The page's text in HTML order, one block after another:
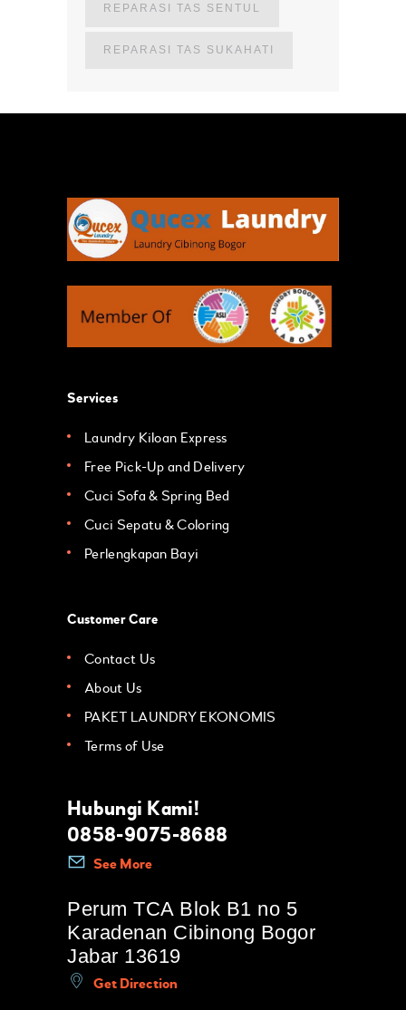
REPARASI TAS SENTUL
REPARASI TAS SUKAHATI
Services
Laundry Kiloan Express
Free Pick-Up and Delivery
Cuci Sofa & Spring Bed
Cuci Sepatu & Coloring
Perlengkapan Bayi
Customer Care
Contact Us
About Us
PAKET LAUNDRY EKONOMIS
Terms of Use
Hubungi Kami!
0858-9075-8688
See More
Perum TCA Blok B1 no 5
Karadenan Cibinong Bogor
Jabar 13619
Get Direction